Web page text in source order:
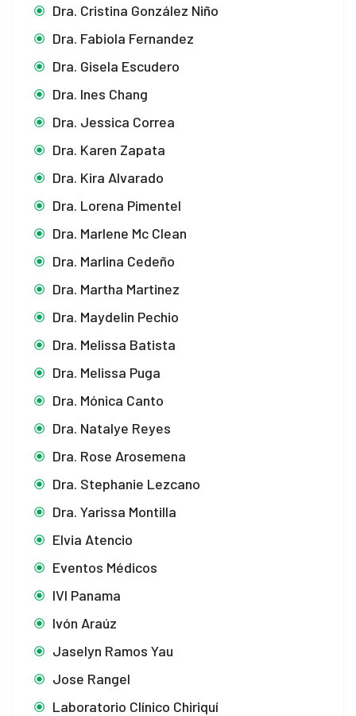
Dra. Cristina González Niño
Dra. Fabiola Fernandez
Dra. Gisela Escudero
Dra. Ines Chang
Dra. Jessica Correa
Dra. Karen Zapata
Dra. Kira Alvarado
Dra. Lorena Pimentel
Dra. Marlene Mc Clean
Dra. Marlina Cedeño
Dra. Martha Martinez
Dra. Maydelin Pechio
Dra. Melissa Batista
Dra. Melissa Puga
Dra. Mónica Canto
Dra. Natalye Reyes
Dra. Rose Arosemena
Dra. Stephanie Lezcano
Dra. Yarissa Montilla
Elvia Atencio
Eventos Médicos
IVI Panama
Ivón Araúz
Jaselyn Ramos Yau
Jose Rangel
Laboratorio Clínico Chiriquí